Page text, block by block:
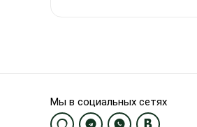
Мы в социальных сетях